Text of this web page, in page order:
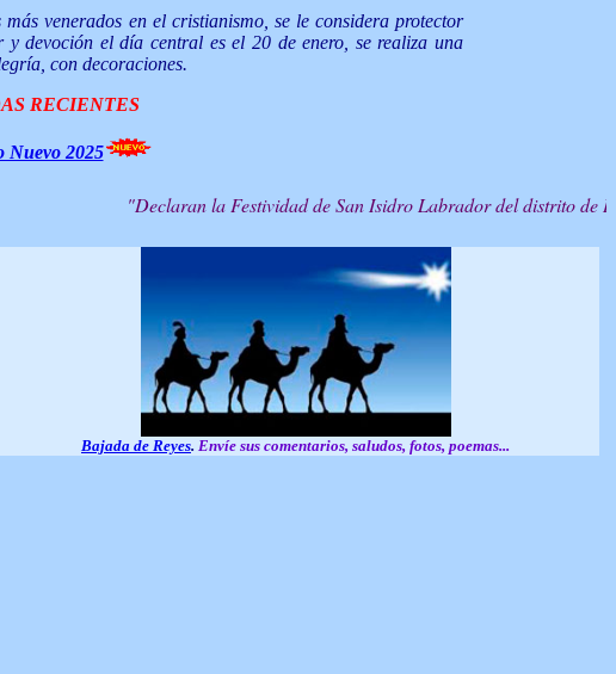
venerados en el cristianismo, se le considera protector
devoción el día central es el 20 de enero, se realiza una
con decoraciones.
RECIENTES
Nuevo 2025
"Declaran la Festividad de San Isidro Labrador del distrito de
Bajada de Reyes. Envíe sus comentarios, saludos, fotos, poemas...